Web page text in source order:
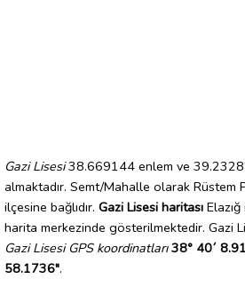
Gazi Lisesi38.669144 enlem ve
almaktadır. Semt/Mahalle olarak Rüstem
ilçesine bağlıdır. Gazi Lisesi haritası
harita merkezinde gösterilmektedir. Gazi
Gazi Lisesi GPS koordinatları 38° 40´
58.1736".